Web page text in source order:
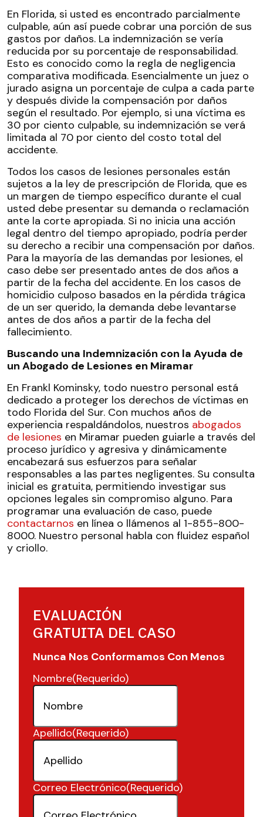
En Florida, si usted es encontrado parcialmente
culpable, aún así puede cobrar una porción de sus
gastos por daños. La indemnización se vería
reducida por su porcentaje de responsabilidad.
Esto es conocido como la regla de negligencia
comparativa modificada. Esencialmente un juez o
jurado asigna un porcentaje de culpa a cada parte
y después divide la compensación por daños
según el resultado. Por ejemplo, si una víctima es
30 por ciento culpable, su indemnización se verá
limitada al 70 por ciento del costo total del
accidente.
Todos los casos de lesiones personales están
sujetos a la ley de prescripción de Florida, que es
un margen de tiempo específico durante el cual
usted debe presentar su demanda o reclamación
ante la corte apropiada. Si no inicia una acción
legal dentro del tiempo apropiado, podría perder
su derecho a recibir una compensación por daños.
Para la mayoría de las demandas por lesiones, el
caso debe ser presentado antes de dos años a
partir de la fecha del accidente. En los casos de
homicidio culposo basados en la pérdida trágica
de un ser querido, la demanda debe levantarse
antes de dos años a partir de la fecha del
fallecimiento.
Buscando una Indemnización con la Ayuda de
un Abogado de Lesiones en Miramar
En Frankl Kominsky, todo nuestro personal está
dedicado a proteger los derechos de víctimas en
todo Florida del Sur. Con muchos años de
experiencia respaldándolos, nuestros abogados
de lesiones en Miramar pueden guiarle a través del
proceso jurídico y agresiva y dinámicamente
encabezará sus esfuerzos para señalar
responsables a las partes negligentes. Su consulta
inicial es gratuita, permitiendo investigar sus
opciones legales sin compromiso alguno. Para
programar una evaluación de caso, puede
contactarnos en línea o llámenos al 1-855-800-
8000. Nuestro personal habla con fluidez español
y criollo.
EVALUACIÓN
GRATUITA DEL CASO
Nunca Nos Conformamos Con Menos
Nombre(Requerido)
Apellido(Requerido)
Correo Electrónico(Requerido)